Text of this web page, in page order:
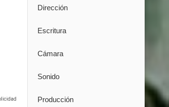
Dirección
Escritura
Cámara
Sonido
Producción